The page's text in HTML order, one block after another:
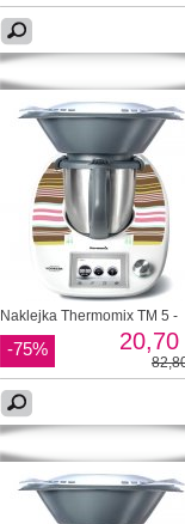
Naklejka Thermomix TM 5 -
-75% 20,70